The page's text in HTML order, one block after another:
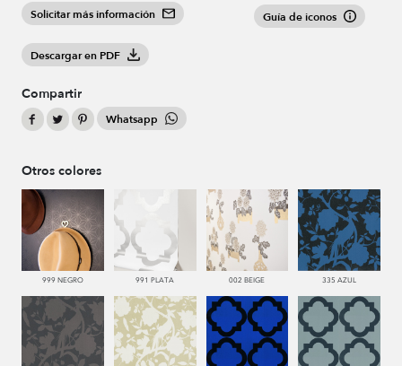
Solicitar más información
Descargar en PDF
Compartir
Whatsapp
Guía de iconos
Otros colores
999 NEGRO 991 PLATA 002 BEIGE 335 AZUL